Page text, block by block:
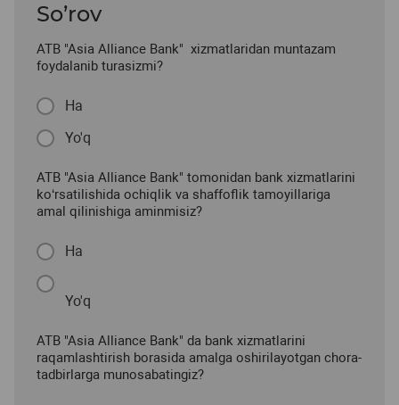
So’rov
ATB "Asia Alliance Bank" xizmatlaridan muntazam
foydalanib turasizmi?
Ha
Yo'q
ATB "Asia Alliance Bank" tomonidan bank xizmatlarini
ko‘rsatilishida ochiqlik va shaffoflik tamoyillariga
amal qilinishiga aminmisiz?
Ha
Yo'q
ATB "Asia Alliance Bank" da bank xizmatlarini
raqamlashtirish borasida amalga oshirilayotgan chora-
tadbirlarga munosabatingiz?